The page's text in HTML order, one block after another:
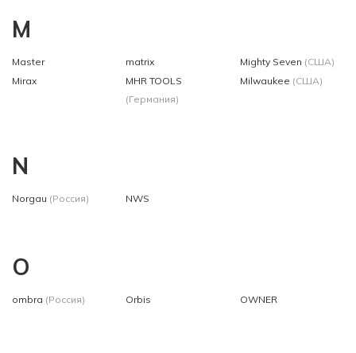
M
Master
Mirax
matrix
MHR TOOLS
(Германия)
Mighty Seven (США)
Milwaukee (США)
N
Norgau (Россия) NWS
O
ombra (Россия) Orbis OWNER